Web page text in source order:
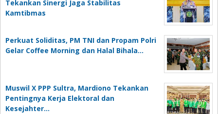
Tekankan Sinergi Jaga Stabilitas
Kamtibmas
Perkuat Soliditas, PM TNI dan Propam Polri
Gelar Coffee Morning dan Halal Bihala…
Muswil X PPP Sultra, Mardiono Tekankan
Pentingnya Kerja Elektoral dan
Kesejahter…